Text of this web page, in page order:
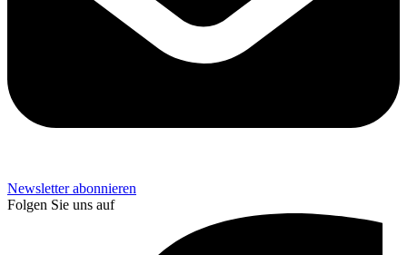
Newsletter abonnieren
Folgen Sie uns auf